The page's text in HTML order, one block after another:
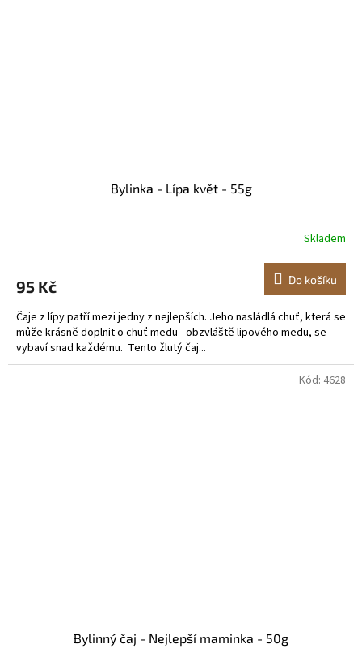
Bylinka - Lípa květ - 55g
Skladem
95 Kč Do košíku
Čaje z lípy patří mezi jedny z nejlepších. Jeho nasládlá chuť, která se
může krásně doplnit o chuť medu - obzvláště lipového medu, se
vybaví snad každému. Tento žlutý čaj...
Bylinný čaj - Nejlepší maminka - 50g
Kód: 4628